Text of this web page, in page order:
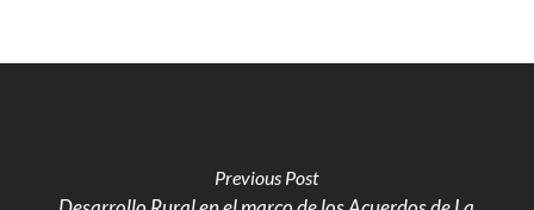
Previous Post